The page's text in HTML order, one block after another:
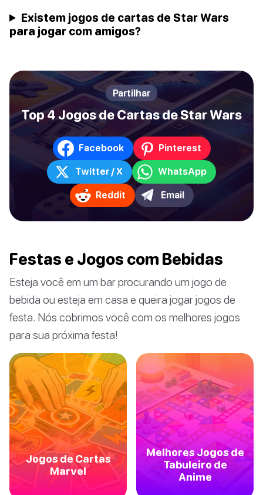
Existem jogos de cartas de Star Wars
para jogar com amigos?
Partilhar
Top 4 Jogos de Cartas de Star Wars
Facebook Pinterest
Twitter / X WhatsApp
Reddit Email
Festas e Jogos com Bebidas
Esteja você em um bar procurando um jogo de
bebida ou esteja em casa e queira jogar jogos de
festa. Nós cobrimos você com os melhores jogos
para sua próxima festa!
Jogos de Cartas
Marvel
Melhores Jogos de
Tabuleiro de
Anime